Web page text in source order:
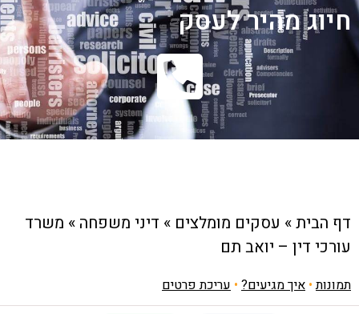
חיוג מהיר לעסק
דף הבית» עסקים מומלצים » דיני משפחה » משרד
עורכי דין – יואב תם
תמונות• איך מגיעים? • עריכת פרטים